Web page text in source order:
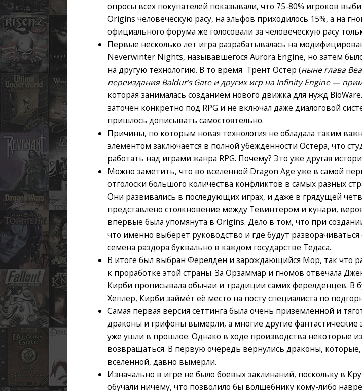
опросы всех покупателей показывали, что 75-80% игроков
Origins человеческую расу, на эльфов приходилось 15%, а на
официального форума же голосовали за человеческую расу
Первые несколько лет игра разрабатывалась на
Neverwinter Nights, называвшегося Aurora Engine, но затем
на другую технологию. В то время Трент Остер (ныне глава
переиздания Baldur’s Gate и других игр на Infinity Engine —
которая занималась созданием нового движка для нужд
заточен конкретно под RPG и не включал даже диалоговой
пришлось дописывать самостоятельно.
Причины, по которым новая технология не обладала таким
элементом заключается в полной убеждённости Остера, что
работать над играми жанра RPG. Почему? Это уже другая
Можно заметить, что во вселенной Dragon Age уже в самой
отголоски большого количества конфликтов в самых разных
Они развивались в последующих играх, и даже в грядущей
представлено столкновение между Тевинтером и кунари,
впервые была упомянута в Origins. Дело в том, что при
что именно выберет руководство и где будут разворачиваться
семена раздора буквально в каждом государстве Тедаса.
В итоге был выбран Ферелден и зарождающийся Мор, так что
к проработке этой страны. За Орзаммар и гномов отвечала
Кирби прописывала обычаи и традиции самих ферелденцев. В
Хеплер, Кирби займёт её место на посту специалиста по
Самая первая версия сеттинга была очень приземлённой и
драконы и грифоны вымерли, а многие другие
уже ушли в прошлое. Однако в ходе производства некоторые
возвращаться. В первую очередь вернулись драконы, которые,
вселенной, давно вымерли.
Изначально в игре не было боевых заклинаний, поскольку в
обучали ничему, что позволило бы волшебнику кому-либо